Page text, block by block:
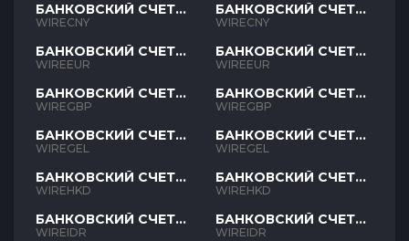
БАНКОВСКИЙ СЧЕТ
CNY
WIRECNY
БАНКОВСКИЙ СЧЕТ
EUR
WIREEUR
БАНКОВСКИЙ СЧЕТ
GBP
WIREGBP
БАНКОВСКИЙ СЧЕТ
GEL
WIREGEL
БАНКОВСКИЙ СЧЕТ
HKD
WIREHKD
БАНКОВСКИЙ СЧЕТ
IDR
WIREIDR
БАНКОВСКИЙ СЧЕТ
CNY
WIRECNY
БАНКОВСКИЙ СЧЕТ
EUR
WIREEUR
БАНКОВСКИЙ СЧЕТ
GBP
WIREGBP
БАНКОВСКИЙ СЧЕТ
GEL
WIREGEL
БАНКОВСКИЙ СЧЕТ
HKD
WIREHKD
БАНКОВСКИЙ СЧЕТ
IDR
WIREIDR